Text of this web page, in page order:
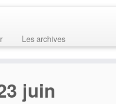
Les archives
juin